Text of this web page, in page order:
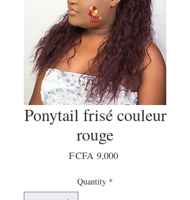
Ponytail frisé couleur
rouge
F CFA 9,000Price
Quantity *